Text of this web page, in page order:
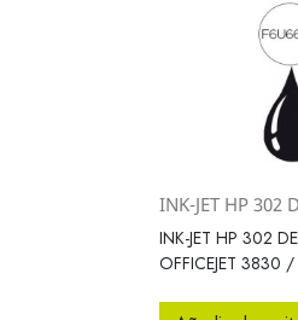
INK-JET HP 302
INK-JET HP 302
OFFICEJET 3830